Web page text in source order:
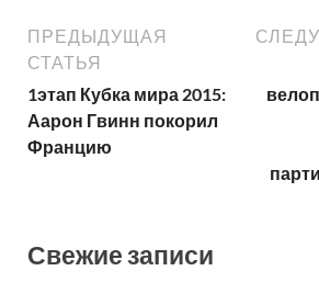
ПРЕДЫДУЩАЯ
СТАТЬЯ
1этап Кубка мира 2015:
Аарон Гвинн покорил
Францию
Свежие записи